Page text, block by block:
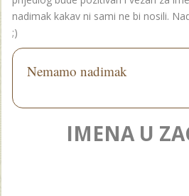
nadimak kakav ni sami ne bi nosili.
;)
Nemamo nadimak
IMENA U